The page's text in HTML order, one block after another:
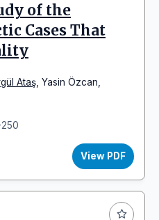
of the
Cases That
Ataş Yasin Özcan
View PDF